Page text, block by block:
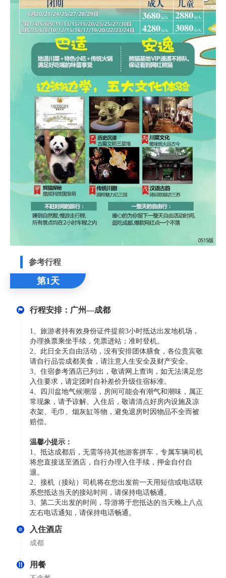
参考行程
第1天
行程安排：广州—成都
1、旅游者持有效身份证件提前3小时抵达出发地机场，
办理换票乘坐手续，凭票进站；准时登机。
2、此日全天自由活动，没有安排团体膳食，各位贵宾敬
请自行品尝成都美食，请注意人生安全及财产安全。
3、住宿参考酒店已列出，敬请网上查询，如无法满足您
入住要求，请定团时自补差价升级住宿标准。
4、四川盆地气候潮湿，房间可能会有潮气和潮味，属正
常现象，请予谅解。入住后，敬请清点好房内设施及凉
衣架、毛巾、烟灰缸等物，避免退房时因物品不全而被
赔偿。
温馨小提示：
1、抵达成都后，无需等待其他游客拼车，专属车辆司机
将您直接送至酒店，自行办理入住手续，押金自付自
退。
2、接机（接站）司机将在您出发前一天用短信或电话联
系您抵达当天的接站时间，请保持电话畅通。
3、第二天出发的时间，导游将于您抵达的当天晚上八点
左右电话通知，请保持电话畅通。
入住酒店
成都
用餐